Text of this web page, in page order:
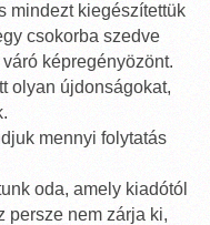
mindezt kiegészítettük
csokorba szedve
képregényözönt.
olyan újdonságokat,
mennyi folytatás
oda, amely kiadótól
persze nem zárja ki,